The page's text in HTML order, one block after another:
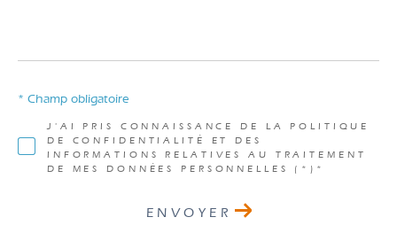
J'AI PRIS CONNAISSANCE DE LA POLITIQUE
DE CONFIDENTIALITÉ ET DES
INFORMATIONS RELATIVES AU TRAITEMENT
DE MES DONNÉES PERSONNELLES (*)*
* Champ obligatoire
ENVOYER